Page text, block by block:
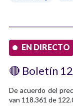
EN DIRECTO
🔴 Boletín 12
De acuerdo del
van 118.361 de